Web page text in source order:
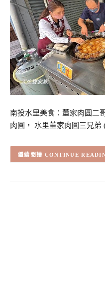
南投水里美食：董家肉圓二
肉圓， 水里董家肉圓三兄
CONTINUE